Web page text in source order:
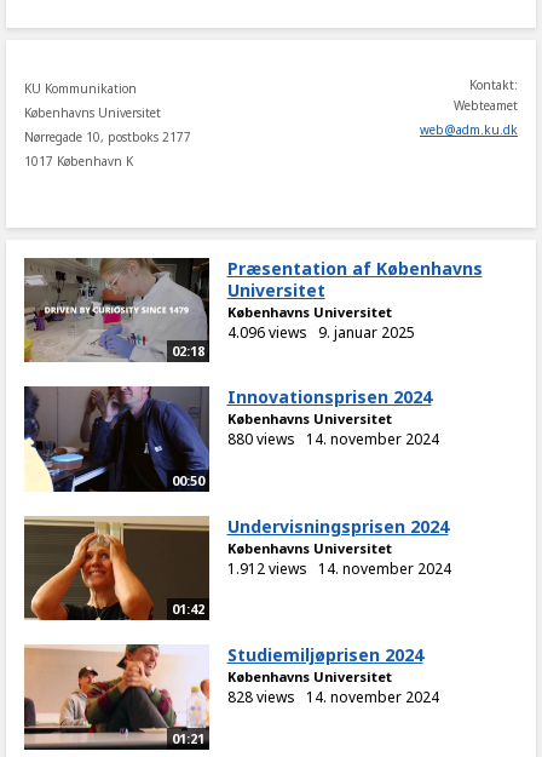
KU Kommunikation
Københavns Universitet
Nørregade 10, postboks 2177
1017 København K
Kontakt:
Webteamet
web@adm.ku.dk
02:18
Præsentation af Københavns
Universitet
Københavns Universitet
4.096 views 9. januar 2025
00:50
Innovationsprisen 2024
Københavns Universitet
880 views 14. november 2024
01:42
Undervisningsprisen 2024
Københavns Universitet
1.912 views 14. november 2024
01:21
Studiemiljøprisen 2024
Københavns Universitet
828 views 14. november 2024